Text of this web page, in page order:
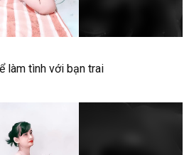
làm tình với bạn trai